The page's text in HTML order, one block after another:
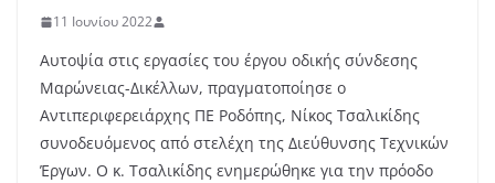
11 Ιουνίου 2022
Αυτοψία στις εργασίες του έργου οδικής σύνδεσης
Μαρώνειας-Δικέλλων, πραγματοποίησε ο
Αντιπεριφερειάρχης ΠΕ Ροδόπης, Νίκος Τσαλικίδης
συνοδευόμενος από στελέχη της Διεύθυνσης Τεχνικών
Έργων. Ο κ. Τσαλικίδης ενημερώθηκε για την πρόοδο